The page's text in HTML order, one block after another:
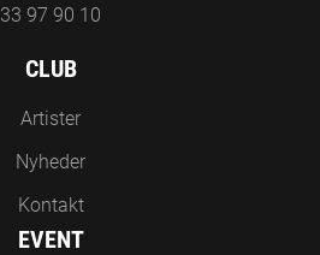
33 97 90 10
CLUB
Artister
Nyheder
Kontakt
EVENT